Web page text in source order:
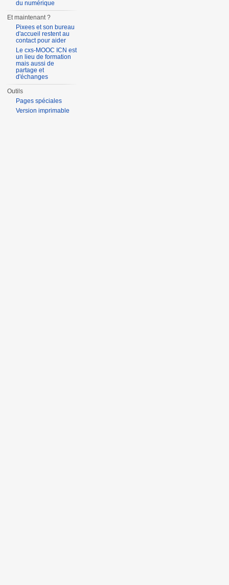
du numérique
Et maintenant ?
Pixees et son bureau
d'accueil restent au
contact pour aider
Le cxs-MOOC ICN est
un lieu de formation
mais aussi de
partage et
d'échanges
Outils
Pages spéciales
Version imprimable